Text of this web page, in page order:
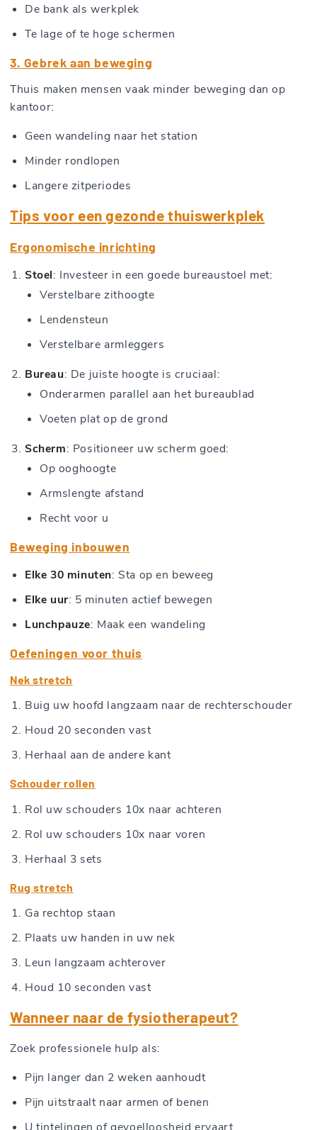
De bank als werkplek
Te lage of te hoge schermen
3. Gebrek aan beweging
Thuis maken mensen vaak minder beweging dan op
kantoor:
Geen wandeling naar het station
Minder rondlopen
Langere zitperiodes
Tips voor een gezonde thuiswerkplek
Ergonomische inrichting
Stoel: Investeer in een goede bureaustoel met:
Verstelbare zithoogte
Lendensteun
Verstelbare armleggers
Bureau: De juiste hoogte is cruciaal:
Onderarmen parallel aan het bureaublad
Voeten plat op de grond
Scherm: Positioneer uw scherm goed:
Op ooghoogte
Armslengte afstand
Recht voor u
Beweging inbouwen
Elke 30 minuten: Sta op en beweeg
Elke uur: 5 minuten actief bewegen
Lunchpauze: Maak een wandeling
Oefeningen voor thuis
Nek stretch
Buig uw hoofd langzaam naar de rechterschouder
Houd 20 seconden vast
Herhaal aan de andere kant
Schouder rollen
Rol uw schouders 10x naar achteren
Rol uw schouders 10x naar voren
Herhaal 3 sets
Rug stretch
Ga rechtop staan
Plaats uw handen in uw nek
Leun langzaam achterover
Houd 10 seconden vast
Wanneer naar de fysiotherapeut?
Zoek professionele hulp als:
Pijn langer dan 2 weken aanhoudt
Pijn uitstraalt naar armen of benen